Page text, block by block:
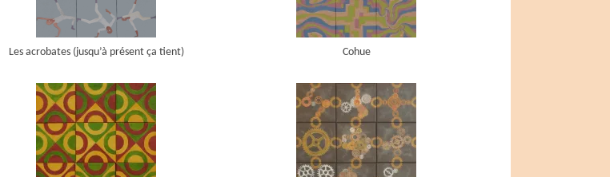
Les acrobates (jusqu’à présent ça tient) Cohue